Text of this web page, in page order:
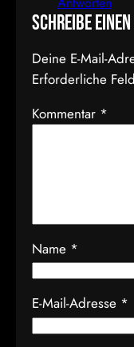
Schreibe
Deine E-Mail-
Erforderliche
Kommentar *
Name *
E-Mail-Adresse *